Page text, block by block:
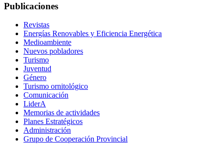
Publicaciones
Revistas
Energías Renovables y Eficiencia Energética
Medioambiente
Nuevos pobladores
Turismo
Juventud
Género
Turismo ornitológico
Comunicación
LiderA
Memorias de actividades
Planes Estratégicos
Administración
Grupo de Cooperación Provincial